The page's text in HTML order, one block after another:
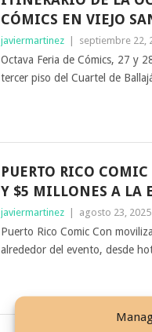
CÓMICS EN VIEJO
javiermartinez | septiembre 22,
Octava Feria de Cómics, 27 y
tercer piso del Cuartel de
PUERTO RICO
Y $5 MILLONES A LA
javiermartinez | agosto 23, 2025
Puerto Rico Comic Con
alrededor del evento, desde